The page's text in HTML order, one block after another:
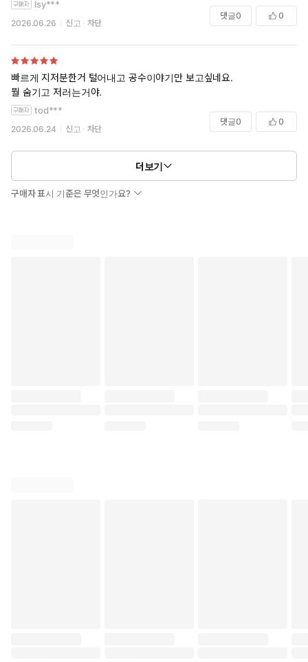
lsy***
2026.06.26 신고 차단
댓글0 0
빠르게 지저분한거 털어내고 공수이야기만 보고싶네요.
뭘 숨기고 저러는거야.
tod***
2026.06.24 신고 차단
댓글0 0
더보기
구매자 표시 기준은 무엇인가요?